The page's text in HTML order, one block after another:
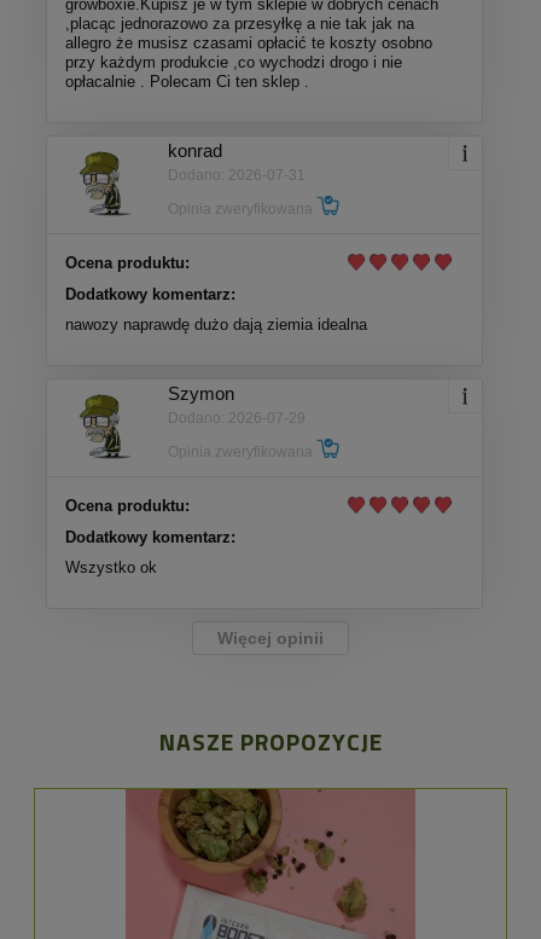
growboxie.Kupisz je w tym sklepie w dobrych cenach
,placąc jednorazowo za przesyłkę a nie tak jak na
allegro że musisz czasami opłacić te koszty osobno
przy każdym produkcie ,co wychodzi drogo i nie
opłacalnie . Polecam Ci ten sklep .
konrad
Dodano: 2026-07-31
Opinia zweryfikowana
Ocena produktu:
Dodatkowy komentarz:
nawozy naprawdę dużo dają ziemia idealna
Szymon
Dodano: 2026-07-29
Opinia zweryfikowana
Ocena produktu:
Dodatkowy komentarz:
Wszystko ok
Więcej opinii
NASZE PROPOZYCJE